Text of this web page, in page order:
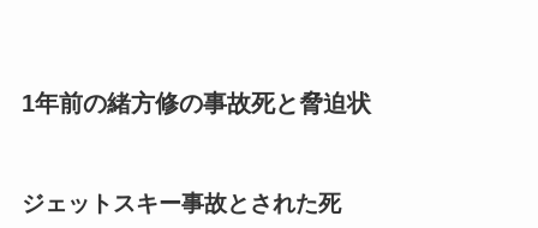
1年前の緒方修の事故死と脅迫状
ジェットスキー事故とされた死